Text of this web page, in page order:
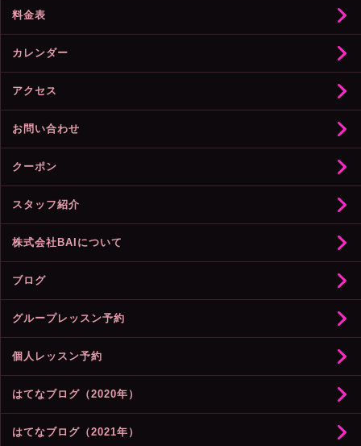
料金表
カレンダー
アクセス
お問い合わせ
クーポン
スタッフ紹介
株式会社BAIについて
ブログ
グループレッスン予約
個人レッスン予約
はてなブログ（2020年）
はてなブログ（2021年）